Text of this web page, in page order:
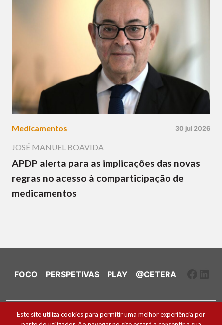
Medicamentos 30 jul 2026
JOSÉ MANUEL BOAVIDA
APDP alerta para as implicações das novas
regras no acesso à comparticipação de
medicamentos
FOCO PERSPETIVAS PLAY @CETERA
Ficha Técnica e Estatuto Editorial
Este site utiliza cookies para permitir uma melhor experiência por